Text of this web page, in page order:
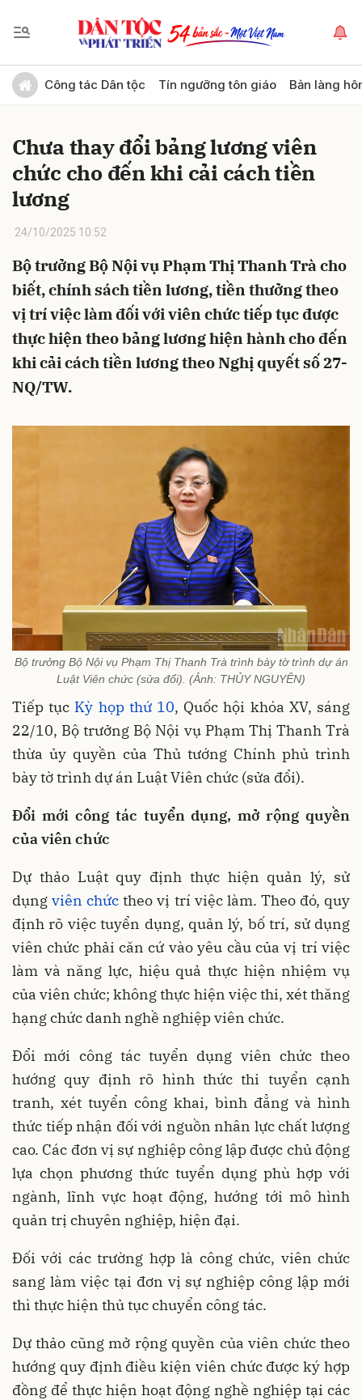
Công tác Dân tộc Tín ngưỡng tôn giáo Bản làng
Chưa thay đổi bảng lương viên
chức cho đến khi cải cách tiền
lương
24/10/2025 10:52
Bộ trưởng Bộ Nội vụ Phạm Thị Thanh Trà cho
biết, chính sách tiền lương, tiền thưởng theo
vị trí việc làm đối với viên chức tiếp tục được
thực hiện theo bảng lương hiện hành cho đến
khi cải cách tiền lương theo Nghị quyết số 27-
NQ/TW.
Bộ trưởng Bộ Nội vụ Phạm Thị Thanh Trà trình bày tờ trình dự án
Luật Viên chức (sửa đổi). (Ảnh: THỦY NGUYÊN)
Tiếp tục Kỳ họp thứ 10, Quốc hội khóa XV, sáng
22/10, Bộ trưởng Bộ Nội vụ Phạm Thị Thanh Trà
thừa ủy quyền của Thủ tướng Chính phủ trình
bày tờ trình dự án Luật Viên chức (sửa đổi).
Đổi mới công tác tuyển dụng, mở rộng quyền
của viên chức
Dự thảo Luật quy định thực hiện quản lý, sử
dụngviên chức theo vị trí việc làm. Theo đó, quy
định rõ việc tuyển dụng, quản lý, bố trí, sử dụng
viên chức phải căn cứ vào yêu cầu của vị trí việc
làm và năng lực, hiệu quả thực hiện nhiệm vụ
của viên chức; không thực hiện việc thi, xét thăng
hạng chức danh nghề nghiệp viên chức.
Đổi mới công tác tuyển dụng viên chức theo
hướng quy định rõ hình thức thi tuyển cạnh
tranh, xét tuyển công khai, bình đẳng và hình
thức tiếp nhận đối với nguồn nhân lực chất lượng
cao. Các đơn vị sự nghiệp công lập được chủ động
lựa chọn phương thức tuyển dụng phù hợp với
ngành, lĩnh vực hoạt động, hướng tới mô hình
quản trị chuyên nghiệp, hiện đại.
Đối với các trường hợp là công chức, viên chức
sang làm việc tại đơn vị sự nghiệp công lập mới
thì thực hiện thủ tục chuyển công tác.
Dự thảo cũng mở rộng quyền của viên chức theo
hướng quy định điều kiện viên chức được ký hợp
đồng để thực hiện hoạt động nghề nghiệp tại các
Gửi bình luận